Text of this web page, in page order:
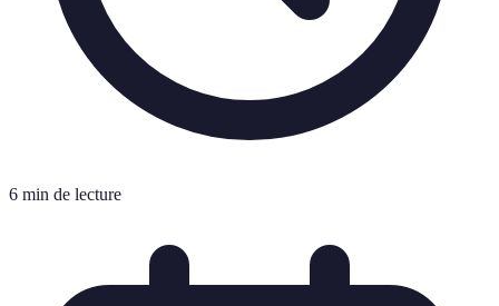
6 min de lecture